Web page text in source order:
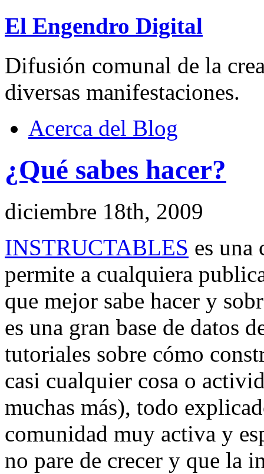
El Engendro Digital
Difusión comunal de la
diversas manifestaciones.
Acerca del Blog
¿Qué sabes hacer?
diciembre 18th, 2009
INSTRUCTABLES es una
permite a cualquiera
que mejor sabe hacer y
es una gran base de datos
tutoriales sobre cómo
casi cualquier cosa o
muchas más), todo
comunidad muy activa y
no pare de crecer y que la